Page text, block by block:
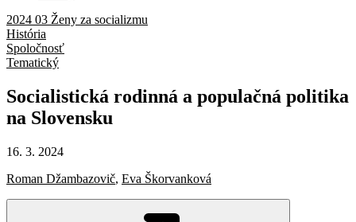
2024 03 Ženy za socializmu
História
Spoločnosť
Tematický
Socialistická rodinná a populačná politika
na Slovensku
16. 3. 2024
Roman Džambazovič, Eva Škorvanková